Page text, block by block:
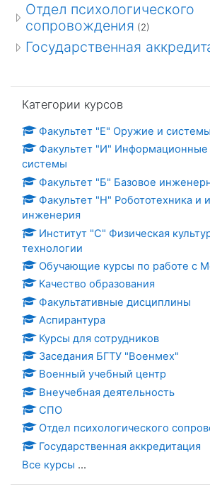
Отдел психологического
сопровождения (2)
Государственная
Категории курсов
Факультет "Е" Оружие и
Факультет "И"
системы
Факультет "Б" Базовое
Факультет "Н" Робототехника и
инженерия
Институт "С" Физическая
технологии
Обучающие курсы по работе с
Качество образования
Факультативные дисциплины
Аспирантура
Курсы для сотрудников
Заседания БГТУ "Военмех"
Военный учебный центр
Внеучебная деятельность
СПО
Отдел психологического
Государственная аккредитация
Все курсы ...